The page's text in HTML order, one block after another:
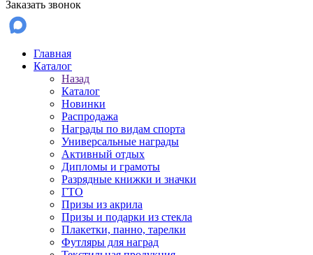
Заказать звонок
Главная
Каталог
Назад
Каталог
Новинки
Распродажа
Награды по видам спорта
Универсальные награды
Активный отдых
Дипломы и грамоты
Разрядные книжки и значки
ГТО
Призы из акрила
Призы и подарки из стекла
Плакетки, панно, тарелки
Футляры для наград